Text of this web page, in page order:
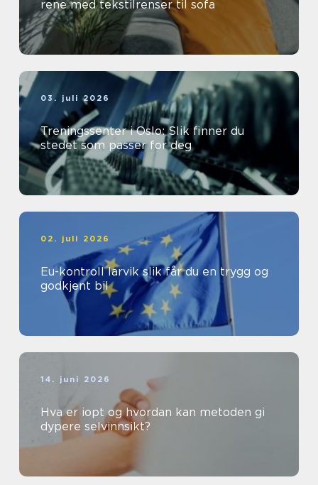
rene med tekstilrenser til sofa
03. juli 2026
Treningssenter i Oslo: Slik finner du
stedet som passer for deg
02. juli 2026
Eu-kontroll larvik slik får du en trygg og
godkjent bil
14. juni 2026
Hva er iopt og hvordan kan metoden gi
dypere selvinnsikt?